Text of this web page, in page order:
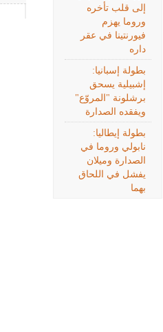
إلى قلب تأخره
وروما يهزم
فيورنتينا في عقر
داره
بطولة إسبانيا:
إشبيلية يسحق
برشلونة "المروّع"
ويفقده الصدارة
بطولة إيطاليا:
نابولي وروما في
الصدارة وميلان
يفشل في اللحاق
بهما